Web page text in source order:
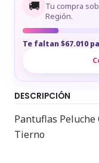
🚚
Tu compra
Región.
Te faltan $67.010
DESCRIPCIÓN
Pantuflas Peluche
Tierno